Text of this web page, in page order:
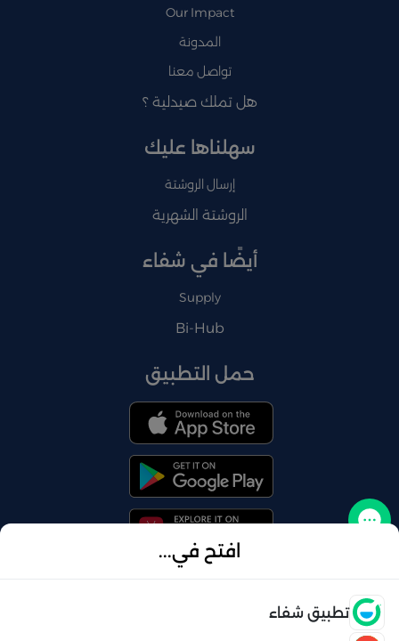
افتح في...
تطبيق شفاء
Our Impact
المدونة
تواصل معنا
هل تملك صيدلية ؟
سهلناها عليك
إرسال الروشتة
الروشتة الشهرية
أيضًا في شفاء
Supply
Bi-Hub
حمل التطبيق
© 2026 شفاء . كل الحقوق محفوظة
تواصل معنا